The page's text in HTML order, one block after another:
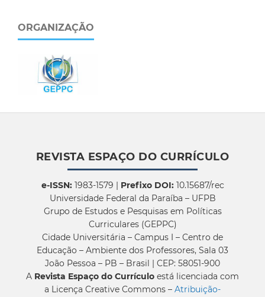
ORGANIZAÇÃO
REVISTA ESPAÇO DO CURRÍCULO
e-ISSN:1983-1579 | Prefixo DOI:10.15687/rec
Universidade Federal da Paraíba – UFPB
Grupo de Estudos e Pesquisas em Políticas
Curriculares (GEPPC)
Cidade Universitária – Campus I – Centro de
Educação – Ambiente dos Professores, Sala 03
João Pessoa – PB – Brasil | CEP: 58051-900
A Revista Espaço do Currículo está licenciada com
a Licença Creative Commons – Atribuição-